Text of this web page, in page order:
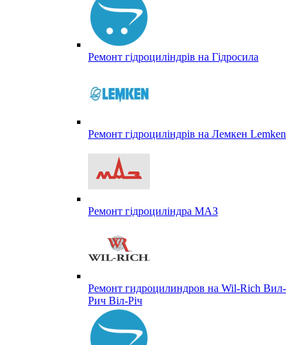
Ремонт гідроциліндрів на Гідросила
Ремонт гідроциліндрів на Лемкен Lemken
Ремонт гідроциліндра МАЗ
Ремонт гидроцилиндров на Wil-Rich Вил-
Рич Віл-Річ